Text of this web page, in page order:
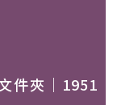
件夾｜1951